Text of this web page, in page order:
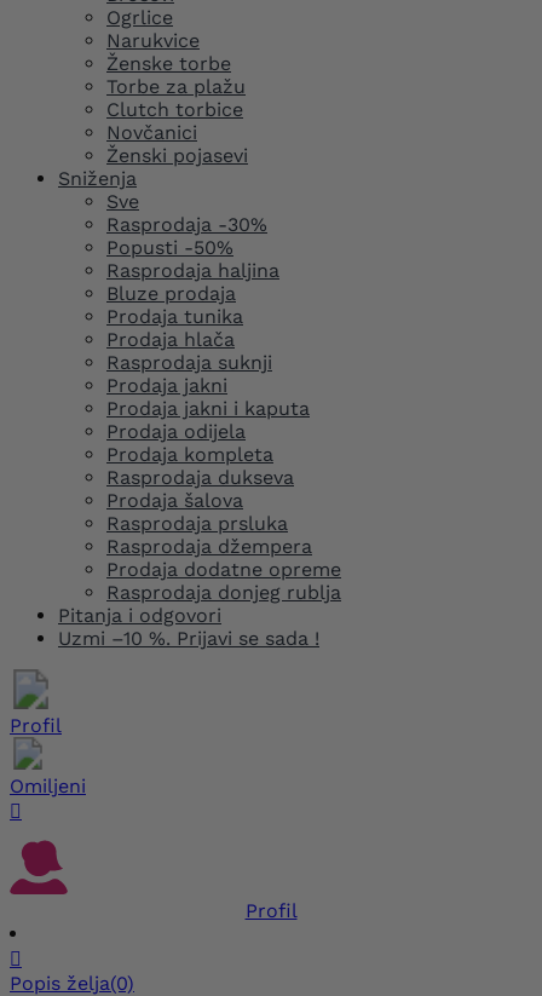
Ogrlice
Narukvice
Ženske torbe
Torbe za plažu
Clutch torbice
Novčanici
Ženski pojasevi
Sniženja
Sve
Rasprodaja -30%
Popusti -50%
Rasprodaja haljina
Bluze prodaja
Prodaja tunika
Prodaja hlača
Rasprodaja suknji
Prodaja jakni
Prodaja jakni i kaputa
Prodaja odijela
Prodaja kompleta
Rasprodaja dukseva
Prodaja šalova
Rasprodaja prsluka
Rasprodaja džempera
Prodaja dodatne opreme
Rasprodaja donjeg rublja
Pitanja i odgovori
Uzmi –10 %. Prijavi se sada !
Profil
Omiljeni

Profil

Popis želja(0)